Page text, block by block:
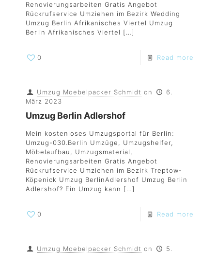
Renovierungsarbeiten Gratis Angebot
Rückrufservice Umziehen im Bezirk Wedding
Umzug Berlin Afrikanisches Viertel Umzug
Berlin Afrikanisches Viertel […]
0 Read more
Umzug Moebelpacker Schmidt on
6.
März 2023
Umzug Berlin Adlershof
Mein kostenloses Umzugsportal für Berlin:
Umzug-030.Berlin Umzüge, Umzugshelfer,
Möbelaufbau, Umzugsmaterial,
Renovierungsarbeiten Gratis Angebot
Rückrufservice Umziehen im Bezirk Treptow-
Köpenick Umzug BerlinAdlershof Umzug Berlin
Adlershof? Ein Umzug kann […]
0 Read more
Umzug Moebelpacker Schmidt on
5.